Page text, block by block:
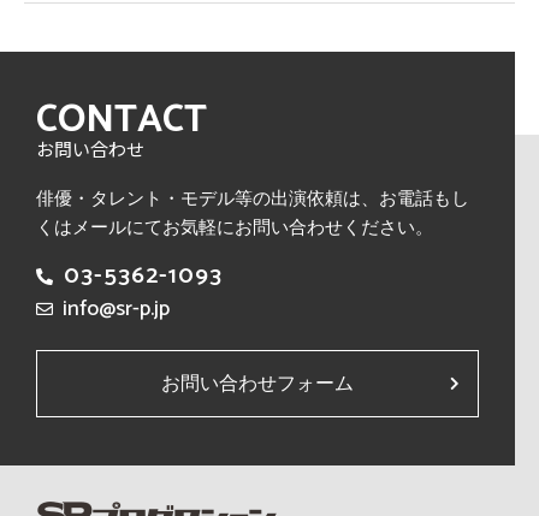
CONTACT
お問い合わせ
俳優・タレント・モデル等の出演依頼は、 お電話もし
くはメールにてお気軽にお問い合わせください。
03-5362-1093
info@sr-p.jp
お問い合わせフォーム